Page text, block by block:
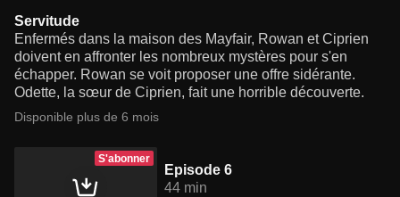
Servitude
Enfermés dans la maison des Mayfair, Rowan et Ciprien
doivent en affronter les nombreux mystères pour s'en
échapper. Rowan se voit proposer une offre sidérante.
Odette, la sœur de Ciprien, fait une horrible découverte.
Disponible plus de 6 mois
S'abonner
Episode 6
44 min